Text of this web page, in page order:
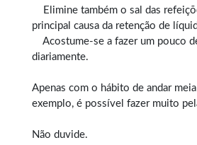
Elimine também o sal das
principal causa da retenção de
Acostume-se a fazer um pouco
diariamente.
Apenas com o hábito de andar
exemplo, é possível fazer muito
Não duvide.